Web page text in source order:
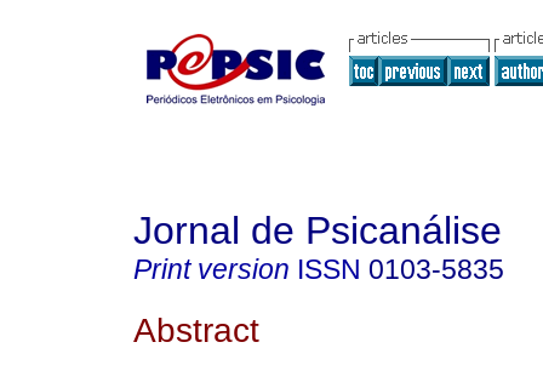
Jornal de Psicanálise
Print version ISSN 0103-5835
Abstract